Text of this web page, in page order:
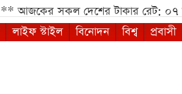
আজকের সকল দেশের টাকার রেট: ০৭
লাইফ স্টাইল বিনোদন বিশ্ব প্রবাসী